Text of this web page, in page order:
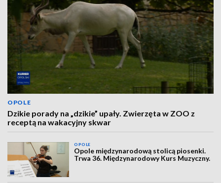
OPOLE
Dzikie porady na „dzikie” upały. Zwierzęta w ZOO z
receptą na wakacyjny skwar
OPOLE
Opole międzynarodową stolicą piosenki.
Trwa 36. Międzynarodowy Kurs Muzyczny.